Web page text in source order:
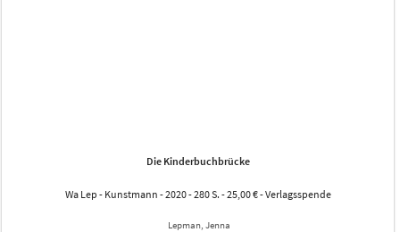
Die Kinderbuchbrücke
Wa Lep - Kunstmann - 2020 - 280 S. - 25,00 € - Verlagsspende
Lepman, Jenna